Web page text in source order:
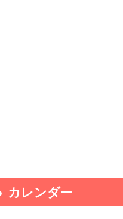
カレンダー